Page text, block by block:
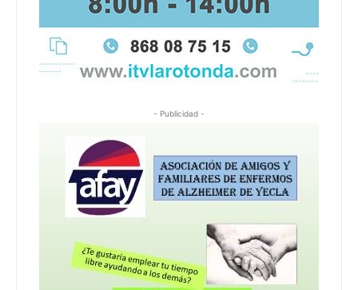
- Publicidad -